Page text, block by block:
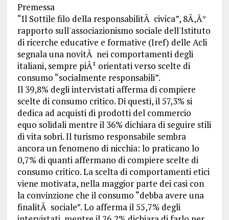
Premessa
“Il Sottile filo della responsabilitÃ civica”, 8Ã‚Â°
rapporto sull'associazionismo sociale dell'Istituto
di ricerche educative e formative (Iref) delle Acli
segnala una novitÃ nei comportamenti degli
italiani, sempre piÃ¹ orientati verso scelte di
consumo “socialmente responsabili”.
Il 39,8% degli intervistati afferma di compiere
scelte di consumo critico. Di questi, il 57,3% si
dedica ad acquisti di prodotti del commercio
equo solidali mentre il 36% dichiara di seguire stili
di vita sobri. Il turismo responsabile sembra
ancora un fenomeno di nicchia: lo praticano lo
0,7% di quanti affermano di compiere scelte di
consumo critico. La scelta di comportamenti etici
viene motivata, nella maggior parte dei casi con
la convinzione che il consumo “debba avere una
finalitÃ sociale”. Lo afferma il 55,7% degli